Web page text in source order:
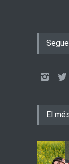
El